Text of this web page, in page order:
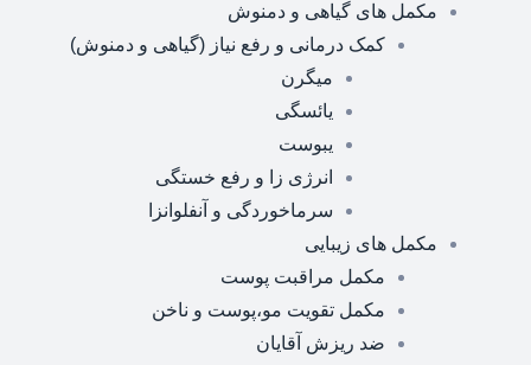
مکمل های گیاهی و دمنوش
کمک درمانی و رفع نیاز (گیاهی و دمنوش)
میگرن
یائسگی
یبوست
انرژی زا و رفع خستگی
سرماخوردگی و آنفلوانزا
مکمل های زیبایی
مکمل مراقبت پوست
مکمل تقویت مو،پوست و ناخن
ضد ریزش آقایان